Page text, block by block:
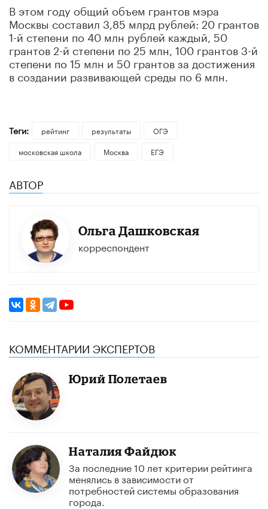
В этом году общий объем грантов мэра
Москвы составил 3,85 млрд рублей: 20 грантов
1-й степени по 40 млн рублей каждый, 50
грантов 2-й степени по 25 млн, 100 грантов 3-й
степени по 15 млн и 50 грантов за достижения
в создании развивающей среды по 6 млн.
Теги: рейтинг результаты
ОГЭ
московская школа
Москва ЕГЭ
АВТОР
Ольга Дашковская
корреспондент
КОММЕНТАРИИ ЭКСПЕРТОВ
Юрий Полетаев
Наталия Файдюк
За последние 10 лет критерии рейтинга
менялись в зависимости от
потребностей системы образования
города.